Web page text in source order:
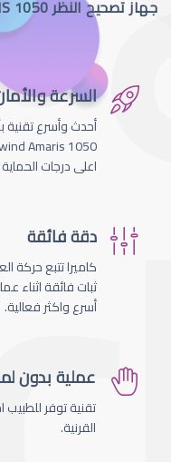
جهاز تصحيح النظر SCHWIND AMARIS 1050
السرعة
أحدث وأسرع تقنية
اعلى درجات
دقة فائقة
ثبات فائقة اثناء
أسرع واكثر فعالية.
عملية بدون
تقنية توفر
القرنية.